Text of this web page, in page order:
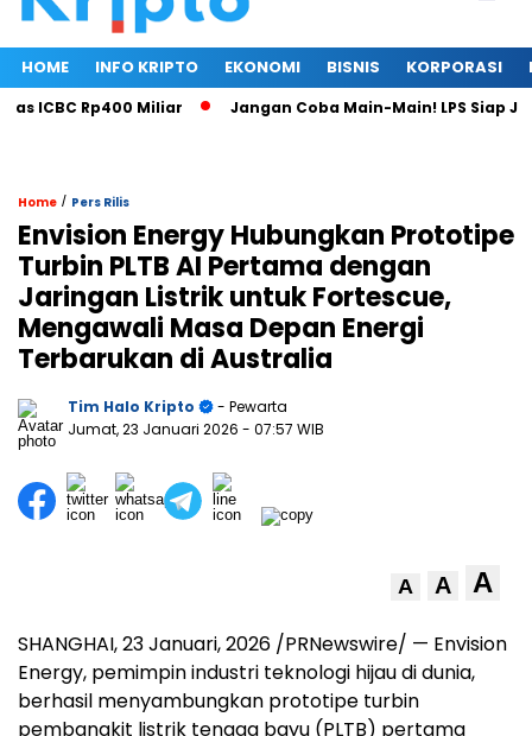
HOME INFO KRIPTO EKONOMI BISNIS KORPORASI
Rp400 Miliar Jangan Coba Main-Main! LPS Siap Jadi
Home / Pers Rilis
Envision Energy Hubungkan Prototipe
Turbin PLTB AI Pertama dengan
Jaringan Listrik untuk Fortescue,
Mengawali Masa Depan Energi
Terbarukan di Australia
Tim Halo Kripto
- Pewarta
Jumat, 23 Januari 2026 - 07:57 WIB
A A A
SHANGHAI,23 Januari, 2026 /PRNewswire/ — Envision
Energy, pemimpin industri teknologi hijau di dunia,
berhasil menyambungkan prototipe turbin
pembangkit listrik tenaga bayu (PLTB) pertama